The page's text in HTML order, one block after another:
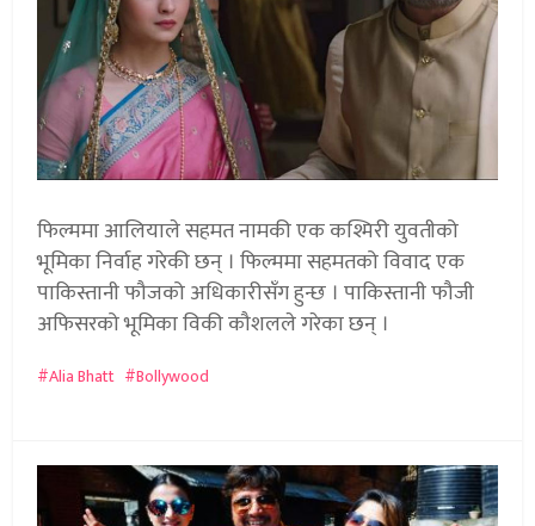
फिल्ममा आलियाले सहमत नामकी एक कश्मिरी युवतीको
भूमिका निर्वाह गरेकी छन् । फिल्ममा सहमतको विवाद एक
पाकिस्तानी फौजको अधिकारीसँग हुन्छ । पाकिस्तानी फौजी
अफिसरको भूमिका विकी कौशलले गरेका छन् ।
Alia Bhatt Bollywood